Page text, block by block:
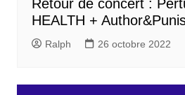
Retour de concert :
HEALTH +
Ralph 26 octobre 2022